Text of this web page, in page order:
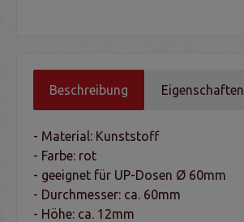
Beschreibung Eigenschaften
- Material: Kunststoff
- Farbe: rot
- geeignet für UP-Dosen Ø 60mm
- Durchmesser: ca. 60mm
- Höhe: ca. 12mm